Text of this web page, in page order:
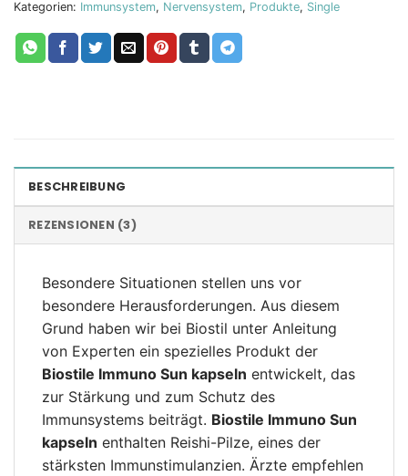
Kategorien: Immunsystem, Nervensystem, Produkte, Single
BESCHREIBUNG
REZENSIONEN (3)
Besondere Situationen stellen uns vor
besondere Herausforderungen. Aus diesem
Grund haben wir bei Biostil unter Anleitung
von Experten ein spezielles Produkt der
Biostile Immuno Sun kapseln entwickelt, das
zur Stärkung und zum Schutz des
Immunsystems beiträgt. Biostile Immuno Sun
kapseln enthalten Reishi-Pilze, eines der
stärksten Immunstimulanzien. Ärzte empfehlen